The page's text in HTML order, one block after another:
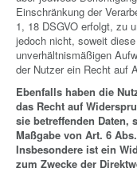
Einschränkung der
1, 18 DSGVO erfolgt, zu
jedoch nicht, soweit
unverhältnismäßigen
der Nutzer ein Recht auf
Ebenfalls haben die
das Recht auf
sie betreffenden Daten,
Maßgabe von Art. 6
Insbesondere ist ein
zum Zwecke der